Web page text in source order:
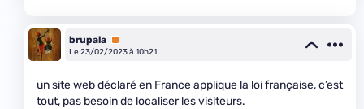
brupala Premium
Le 23/02/2023 à 10h21
un site web déclaré en France applique la loi française, c’est
tout, pas besoin de localiser les visiteurs.